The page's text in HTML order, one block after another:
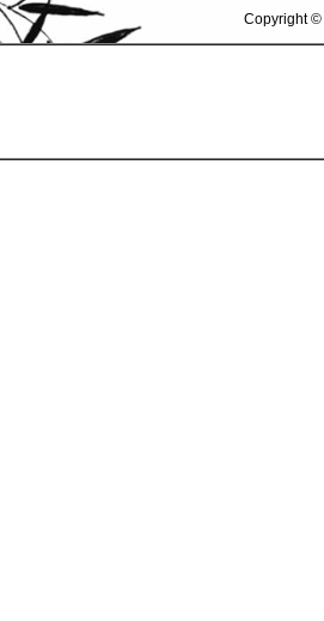
Copyright ©